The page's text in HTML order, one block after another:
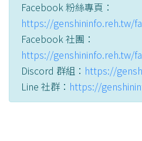
Facebook 粉絲專頁：
https://genshininfo.reh.tw/
Facebook 社團：
https://genshininfo.reh.tw/
Discord 群組： https://
Line 社群： https://